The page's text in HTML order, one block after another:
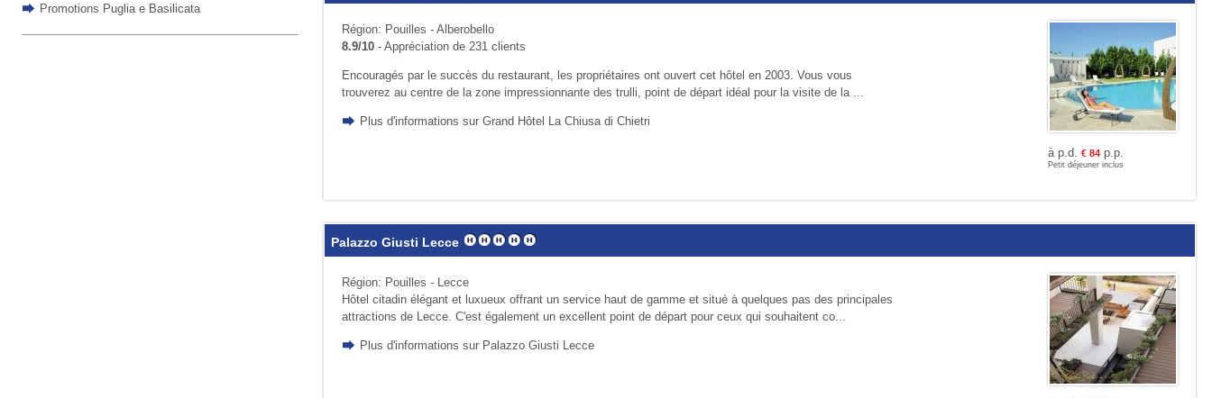
Promotions Puglia e Basilicata
Région: Pouilles - Alberobello
8.9/10- Appréciation de 231 clients
Encouragés par le succès du restaurant, les propriétaires ont ouvert cet hôtel en 2003. Vous vous
trouverez au centre de la zone impressionnante des trulli, point de départ idéal pour la visite de la ...
Plus d'informations sur Grand Hôtel La Chiusa di Chietri
à p.d. € 84p.p.
Petit déjeuner inclus
Palazzo Giusti Lecce
Région: Pouilles - Lecce
Hôtel citadin élégant et luxueux offrant un service haut de gamme et situé à quelques pas des principales
attractions de Lecce. C'est également un excellent point de départ pour ceux qui souhaitent co...
Plus d'informations sur Palazzo Giusti Lecce